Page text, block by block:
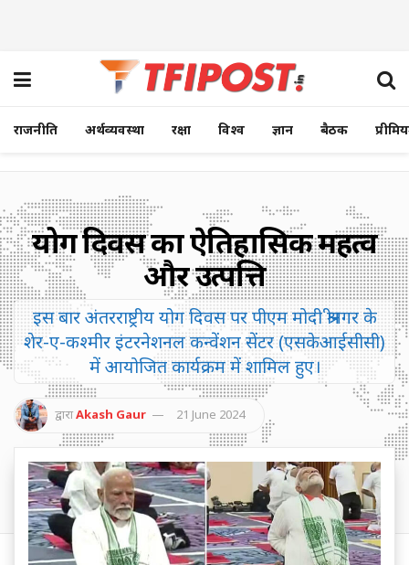
राजनीति अर्थव्यवस्था रक्षा विश्व ज्ञान बैठक
योग दिवस का ऐतिहासिक महत्व
और उत्पत्ति
इस बार अंतरराष्ट्रीय योग दिवस पर पीएम मोदी श्रीनगर के
शेर-ए-कश्मीर इंटरनेशनल कन्वेंशन सेंटर (एसकेआईसीसी)
में आयोजित कार्यक्रम में शामिल हुए।
द्वाराAkash Gaur 21 June 2024